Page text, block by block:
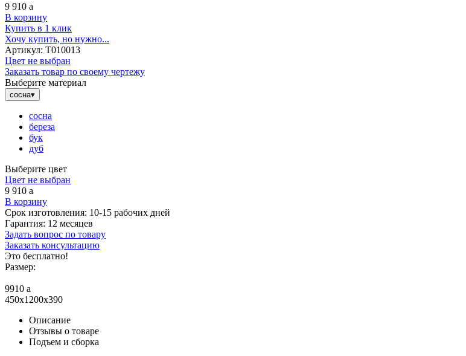
9 910 a
В корзину
Купить в 1 клик
Хочу купить, но нужно...
Артикул: Т010013
Цвет не выбран
Заказать товар по своему чертежу
Выберите материал
сосна▾
сосна
береза
бук
дуб
Выберите цвет
Цвет не выбран
9 910 a
В корзину
Срок изготовления: 10-15 рабочих дней
Гарантия: 12 месяцев
Задать вопрос по товару
Заказать консультацию
Это бесплатно!
Размер:
9910 a
450x1200x390
Описание
Отзывы о товаре
Подъем и сборка